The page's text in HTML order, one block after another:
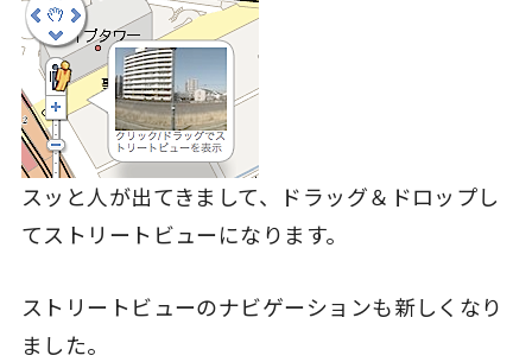
スッと人が出てきまして、ドラッグ＆ドロップし
てストリートビューになります。
ストリートビューのナビゲーションも新しくなり
ました。